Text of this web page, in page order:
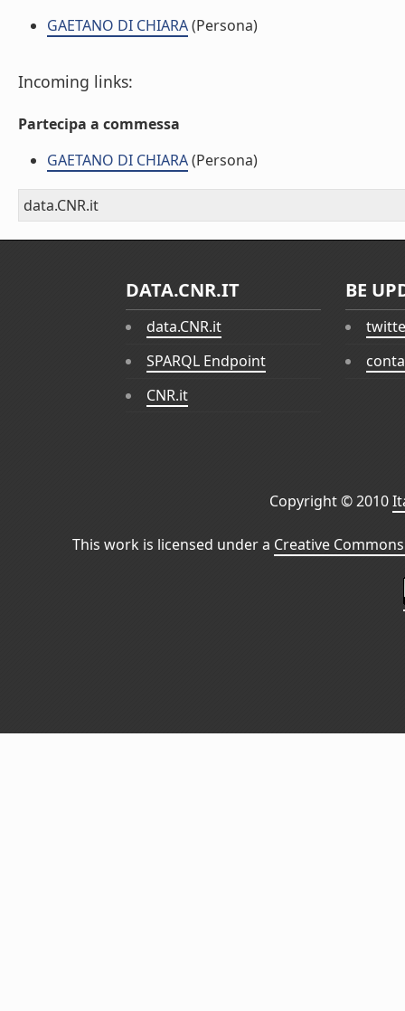
GAETANO DI CHIARA(Persona)
Incoming links:
Partecipa a commessa
GAETANO DI CHIARA(Persona)
data.CNR.it
DATA.CNR.IT
data.CNR.it
SPARQL Endpoint
CNR.it
BE
Copyright © 2010
This work is licensed under a Creative